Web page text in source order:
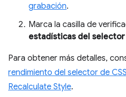
grabación.
Marca la casilla de
estadísticas del selector
Para obtener más detalles,
rendimiento del selector de
Recalculate Style.